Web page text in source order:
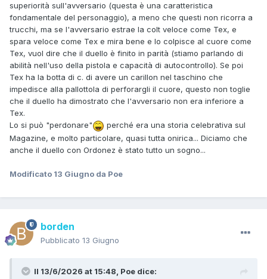
superiorità sull'avversario (questa è una caratteristica
fondamentale del personaggio), a meno che questi non ricorra a
trucchi, ma se l'avversario estrae la colt veloce come Tex, e
spara veloce come Tex e mira bene e lo colpisce al cuore come
Tex, vuol dire che il duello è finito in parità (stiamo parlando di
abilità nell'uso della pistola e capacità di autocontrollo). Se poi
Tex ha la botta di c. di avere un carillon nel taschino che
impedisce alla pallottola di perforargli il cuore, questo non toglie
che il duello ha dimostrato che l'avversario non era inferiore a
Tex.
Lo si può "perdonare"
perché era una storia celebrativa sul
Magazine, e molto particolare, quasi tutta onirica... Diciamo che
anche il duello con Ordonez è stato tutto un sogno...
Modificato 13 Giugno da Poe
borden
Pubblicato 13 Giugno
Il 13/6/2026 at 15:48, Poe dice: